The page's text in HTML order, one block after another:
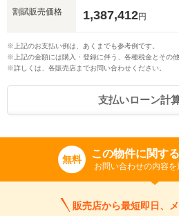
割賦販売価格 1,387,412円
※上記のお支払い例は、あくまでも参考例です。
※上記の金額には購入・登録に伴う、各種税金とその
※詳しくは、各販売店までお問い合わせください。
支払いローン計
無料 この物件に関す
お問い合わせの内容
販売店から最短即日、
※次回問い合わせをする際に
いいえ